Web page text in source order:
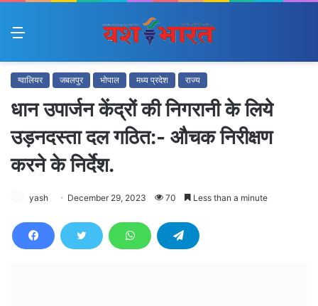
Menu
ग्वालियर जबलपुर भोपाल मध्य प्रदेश राज्य
धान उपार्जन केंद्रों की निगरानी के लिये
उड़नदस्ता दल गठित:- औचक निरीक्षण
करने के निर्देश.
yash December 29, 2023 70 Less than a minute